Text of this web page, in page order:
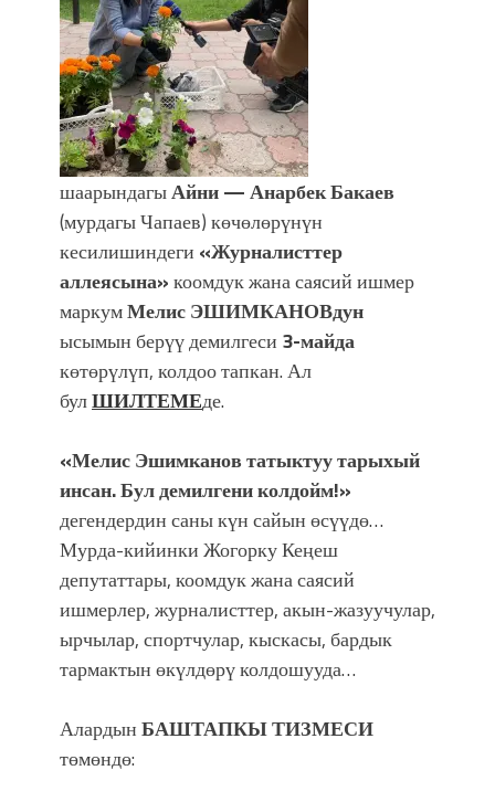
ЖУСУП АБДРАХМАНОВ
шаарындагыАйни — Анарбек Бакаев
(мурдагы Чапаев) көчөлөрүнүн
кесилишиндеги «Журналисттер
аллеясына»коомдук жана саясий ишмер
маркумМелис ЭШИМКАНОВдун
ысымын берүү демилгеси 3-майда
көтөрүлүп, колдоо тапкан. Ал
булШИЛТЕМЕде.
«Мелис Эшимканов татыктуу тарыхый
инсан. Бул демилгени колдойм!»
дегендердин саны күн сайын өсүүдө…
Мурда-кийинки Жогорку Кеңеш
депутаттары, коомдук жана саясий
ишмерлер, журналисттер, акын-жазуучулар,
ырчылар, спортчулар, кыскасы, бардык
тармактын өкүлдөрү колдошууда…
АлардынБАШТАПКЫ ТИЗМЕСИ
төмөндө: